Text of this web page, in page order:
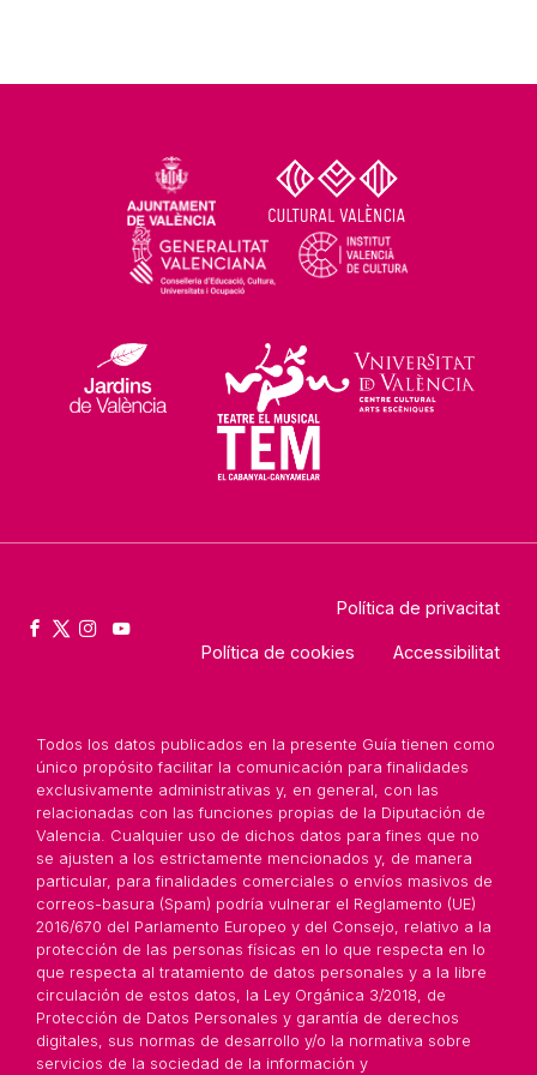
Política de privacitat
Política de cookies Accessibilitat
Todos los datos publicados en la presente Guía tienen como
único propósito facilitar la comunicación para finalidades
exclusivamente administrativas y, en general, con las
relacionadas con las funciones propias de la Diputación de
Valencia. Cualquier uso de dichos datos para fines que no
se ajusten a los estrictamente mencionados y, de manera
particular, para finalidades comerciales o envíos masivos de
correos-basura (Spam) podría vulnerar el Reglamento (UE)
2016/670 del Parlamento Europeo y del Consejo, relativo a la
protección de las personas físicas en lo que respecta en lo
que respecta al tratamiento de datos personales y a la libre
circulación de estos datos, la Ley Orgánica 3/2018, de
Protección de Datos Personales y garantía de derechos
digitales, sus normas de desarrollo y/o la normativa sobre
servicios de la sociedad de la información y